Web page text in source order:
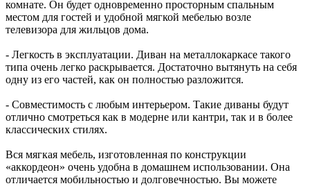
комнате. Он будет одновременно просторным спальным
местом для гостей и удобной мягкой мебелью возле
телевизора для жильцов дома.
- Легкость в эксплуатации. Диван на металлокаркасе такого
типа очень легко раскрывается. Достаточно вытянуть на себя
одну из его частей, как он полностью разложится.
- Совместимость с любым интерьером. Такие диваны будут
отлично смотреться как в модерне или кантри, так и в более
классических стилях.
Вся мягкая мебель, изготовленная по конструкции
«аккордеон» очень удобна в домашнем использовании. Она
отличается мобильностью и долговечностью. Вы можете